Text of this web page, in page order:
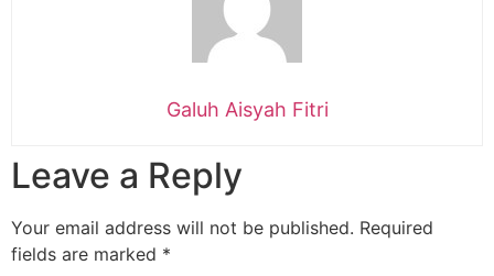
Galuh Aisyah Fitri
Leave a Reply
Your email address will not be published. Required
fields are marked *